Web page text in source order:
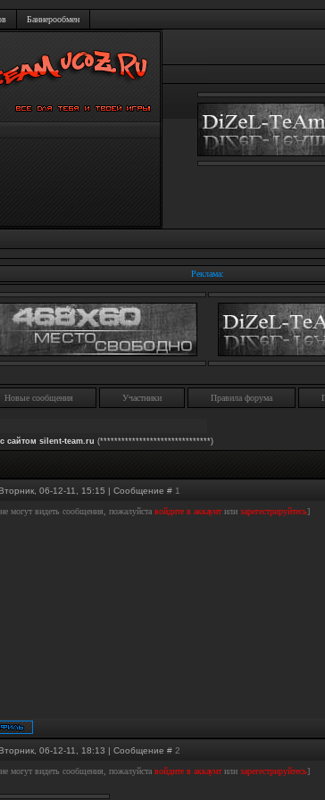
Баннерообмен
Реклама:
Новые сообщения Участники Правила форума
сайтом silent-team.ru (*******************************)
06-12-11, 15:15 | Сообщение # 1
могут видеть сообщения, пожалуйста войдите в аккаунтили зарегестрируйтесь]
06-12-11, 18:13 | Сообщение # 2
могут видеть сообщения, пожалуйста войдите в аккаунтили зарегестрируйтесь]